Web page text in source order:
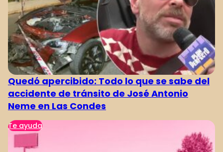
Quedó apercibido: Todo lo que se sabe del
accidente de tránsito de José Antonio
Neme en Las Condes
Te ayuda